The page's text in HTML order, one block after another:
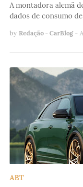
A montadora alemã
dados de consumo
by Redação - CarBlog -
ABT